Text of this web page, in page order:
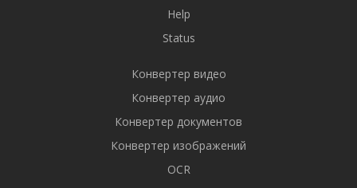
Help
Status
Конвертер видео
Конвертер аудио
Конвертер документов
Конвертер изображений
OCR